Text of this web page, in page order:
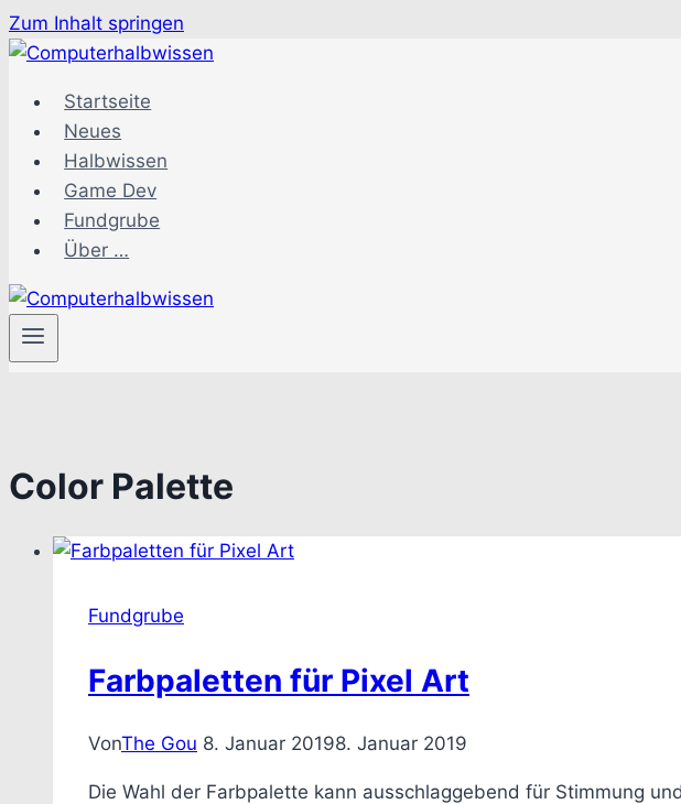
Zum Inhalt springen
Startseite
Neues
Halbwissen
Game Dev
Fundgrube
Über …
Color Palette
Fundgrube
Farbpaletten für Pixel Art
VonThe Gou 8. Januar 20198. Januar 2019
Die Wahl der Farbpalette kann ausschlaggebend für Stimmung